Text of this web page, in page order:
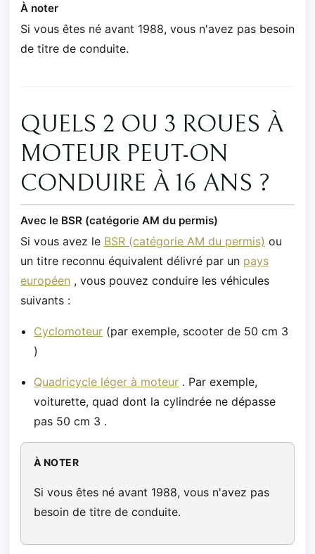
À noter
Si vous êtes né avant 1988, vous n'avez pas besoin
de titre de conduite.
QUELS 2 OU 3 ROUES À
MOTEUR PEUT-ON
CONDUIRE À 16 ANS ?
Avec le BSR (catégorie AM du permis)
Si vous avez le BSR (catégorie AM du permis) ou
un titre reconnu équivalent délivré par un pays
européen , vous pouvez conduire les véhicules
suivants :
Cyclomoteur (par exemple, scooter de 50 cm 3
)
Quadricycle léger à moteur . Par exemple,
voiturette, quad dont la cylindrée ne dépasse
pas 50 cm 3 .
À NOTER
Si vous êtes né avant 1988, vous n'avez pas
besoin de titre de conduite.